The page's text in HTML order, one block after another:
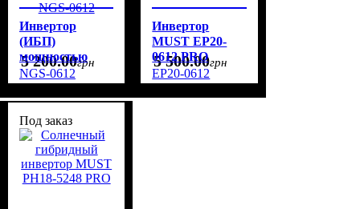
Инвертор
(ИБП)
мощностью
600Вт на 12В с
правильной
синусоидой
NGS-0612
NGS-0612
5 200.00грн
Инвертор
MUST EP20-
0612 PRO
(автономно-
аккумуляторный)
EP20-0612
5 500.00грн
Под заказ